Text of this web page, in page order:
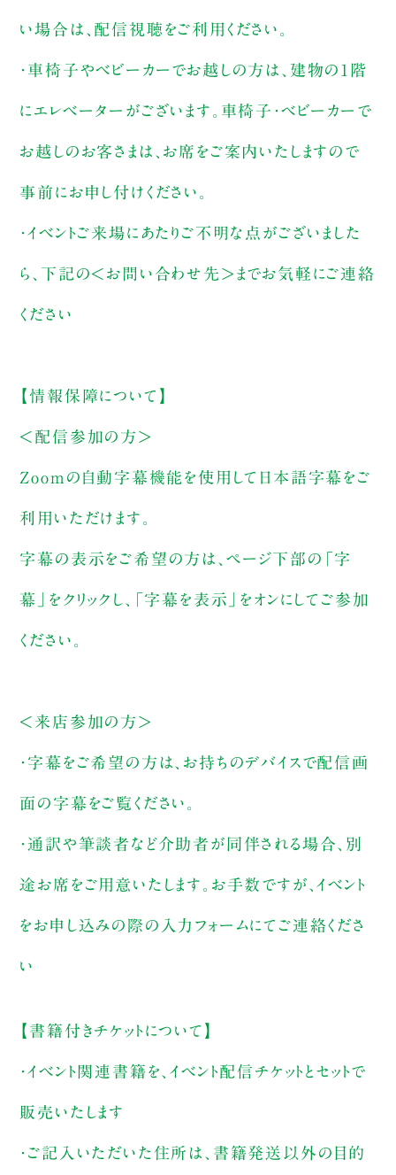
い場合は、配信視聴をご利用ください。
・車椅子やベビーカーでお越しの方は、建物の1階
にエレベーターがございます。車椅子・ベビーカーで
お越しのお客さまは、お席をご案内いたしますので
事前にお申し付けください。
・イベントご来場にあたりご不明な点がございました
ら、下記の＜お問い合わせ先＞までお気軽にご連絡
ください
【情報保障について】
＜配信参加の方＞
Zoomの自動字幕機能を使用して日本語字幕をご
利用いただけます。
字幕の表示をご希望の方は、ページ下部の「字
幕」をクリックし、「字幕を表示」をオンにしてご参加
ください。
＜来店参加の方＞
・字幕をご希望の方は、お持ちのデバイスで配信画
面の字幕をご覧ください。
・通訳や筆談者など介助者が同伴される場合、別
途お席をご用意いたします。お手数ですが、イベント
をお申し込みの際の入力フォームにてご連絡くださ
い
【書籍付きチケットについて】
・イベント関連書籍を、イベント配信チケットとセットで
販売いたします
・ご記入いただいた住所は、書籍発送以外の目的